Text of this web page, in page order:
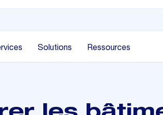
Solutions Ressources